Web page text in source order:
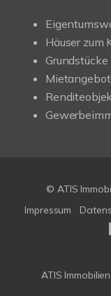
Häuser zum
Grundstücke
© ATIS
Impressum
ATIS Immobilien